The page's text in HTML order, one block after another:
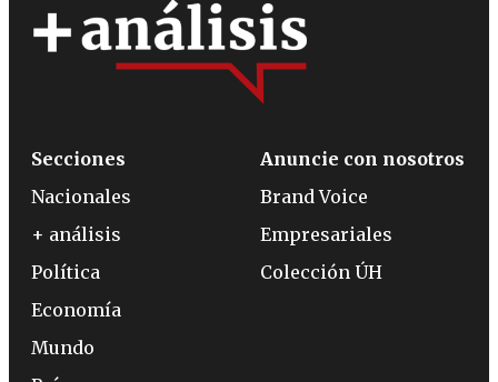
Secciones
Nacionales
+ análisis
Política
Economía
Mundo
Anuncie con nosotros
Brand Voice
Empresariales
Colección ÚH